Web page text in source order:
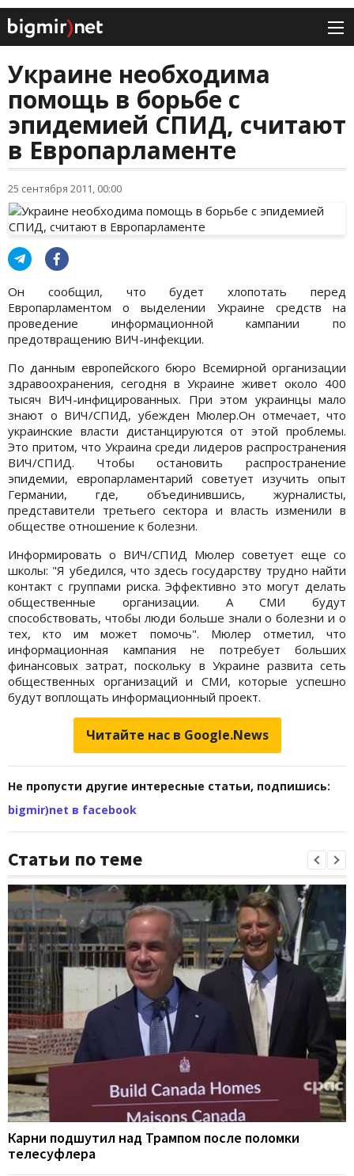
Украине необходима
помощь в борьбе с
эпидемией СПИД, считают
в Европарламенте
25 сентября 2011, 00:00
Он сообщил, что будет хлопотать перед
Европарламентом о выделении Украине средств на
проведение информационной кампании по
предотвращению ВИЧ-инфекции.
По данным европейского бюро Всемирной организации
здравоохранения, сегодня в Украине живет около 400
тысяч ВИЧ-инфицированных. При этом украинцы мало
знают о ВИЧ/СПИД, убежден Мюлер.Он отмечает, что
украинские власти дистанцируются от этой проблемы.
Это притом, что Украина среди лидеров распространения
ВИЧ/СПИД. Чтобы остановить распространение
эпидемии, европарламентарий советует изучить опыт
Германии, где, объединившись, журналисты,
представители третьего сектора и власть изменили в
обществе отношение к болезни.
Информировать о ВИЧ/СПИД Мюлер советует еще со
школы: "Я убедился, что здесь государству трудно найти
контакт с группами риска. Эффективно это могут делать
общественные организации. А СМИ будут
способствовать, чтобы люди больше знали о болезни и о
тех, кто им может помочь". Мюлер отметил, что
информационная кампания не потребует больших
финансовых затрат, поскольку в Украине развита сеть
общественных организаций и СМИ, которые успешно
будут воплощать информационный проект.
Читайте нас в Google.News
Не пропусти другие интересные статьи, подпишись:
bigmir)net в facebook
Статьи по теме
Карни подшутил над Трампом после поломки
телесуфлера